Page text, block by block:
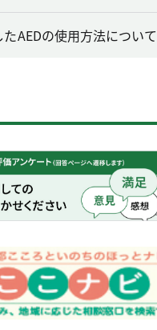
AEDの使用方法について